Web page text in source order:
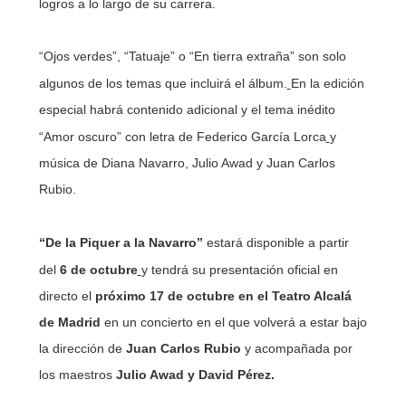
logros a lo largo de su carrera.
“Ojos verdes”, “Tatuaje” o “En tierra extraña” son solo
algunos de los temas que incluirá el álbum.
En la edición
especial habrá contenido adicional y el tema inédito
“Amor oscuro” con letra de Federico García Lorca y
música de Diana Navarro, Julio Awad y Juan Carlos
Rubio.
“De la Piquer a la Navarro” estará disponible a partir
del 6 de octubre y tendrá su presentación oficial en
directo el próximo 17 de octubre en el Teatro Alcalá
de Madrid en un concierto en el que volverá a estar bajo
la dirección de Juan Carlos Rubio y acompañada por
los maestros Julio Awad y David Pérez.